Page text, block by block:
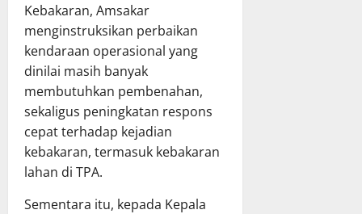
Kebakaran, Amsakar
menginstruksikan perbaikan
kendaraan operasional yang
dinilai masih banyak
membutuhkan pembenahan,
sekaligus peningkatan respons
cepat terhadap kejadian
kebakaran, termasuk kebakaran
lahan di TPA.
Sementara itu, kepada Kepala